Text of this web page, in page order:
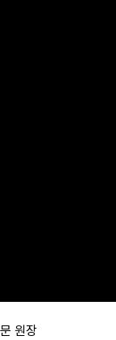
원장